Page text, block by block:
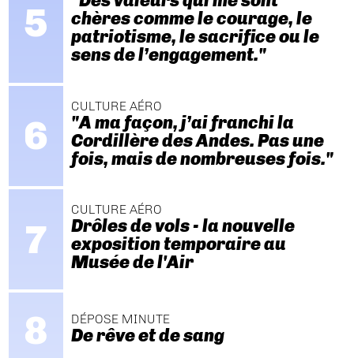
chères comme le courage, le
patriotisme, le sacrifice ou le
sens de l’engagement."
CULTURE AÉRO
"A ma façon, j’ai franchi la
Cordillère des Andes. Pas une
fois, mais de nombreuses fois."
CULTURE AÉRO
Drôles de vols - la nouvelle
exposition temporaire au
Musée de l'Air
DÉPOSE MINUTE
De rêve et de sang